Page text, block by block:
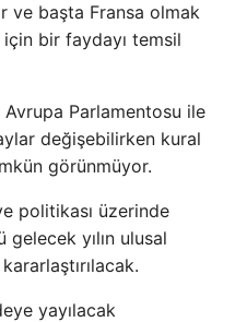
ve başta Fransa olmak
bir faydayı temsil
Parlamentosu ile
değişebilirken kural
görünmüyor.
politikası üzerinde
yılın ulusal
yayılacak